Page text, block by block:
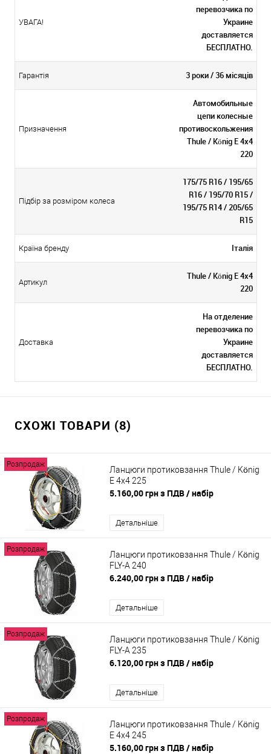
УВАГА!
перевозчика по
Украине
доставляется
БЕСПЛАТНО.
Гарантія 3 роки / 36 місяців
Призначення
Автомобильные
цепи колесные
противоскольжения
Thule / König E 4x4
220
Підбір за розміром колеса
175/75 R16 / 195/65
R16 / 195/70 R15 /
195/75 R14 / 205/65
R15
Країна бренду Італія
Артикул
Thule / König E 4x4
220
Доставка
На отделение
перевозчика по
Украине
доставляется
БЕСПЛАТНО.
СХОЖІ ТОВАРИ (8)
Розпродаж
Ланцюги протиковзання Thule / König
E 4x4 225
5.160,00 грн з ПДВ/ набір
Детальніше
Розпродаж
Ланцюги протиковзання Thule / König
FLY-A 240
6.240,00 грн з ПДВ/ набір
Детальніше
Розпродаж
Ланцюги протиковзання Thule / König
FLY-A 235
6.120,00 грн з ПДВ/ набір
Детальніше
Розпродаж
Ланцюги протиковзання Thule / König
E 4x4 245
5.160,00 грн з ПДВ/ набір